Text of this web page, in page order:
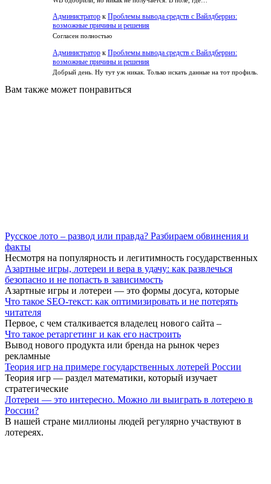
Администратор к Проблемы вывода средств с Вайлдберриз:
возможные причины и решения
Согласен полностью
Администратор к Проблемы вывода средств с Вайлдберриз:
возможные причины и решения
Добрый день. Ну тут уж никак. Только искать данные на тот профиль.
Вам также может понравиться
Русское лото – развод или правда? Разбираем обвинения и
факты
Несмотря на популярность и легитимность государственных
Азартные игры, лотереи и вера в удачу: как развлечься
безопасно и не попасть в зависимость
Азартные игры и лотереи — это формы досуга, которые
Что такое SEO-текст: как оптимизировать и не потерять
читателя
Первое, с чем сталкивается владелец нового сайта –
Что такое ретаргетинг и как его настроить
Вывод нового продукта или бренда на рынок через
рекламные
Теория игр на примере государственных лотерей России
Теория игр — раздел математики, который изучает
стратегические
Лотереи — это интересно. Можно ли выиграть в лотерею в
России?
В нашей стране миллионы людей регулярно участвуют в
лотереях.